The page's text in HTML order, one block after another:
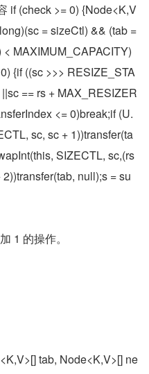
if (check >= 0) {Node<K,V
= sizeCtl) && (tab =
MAXIMUM_CAPACITY)
{if ((sc >>> RESIZE_STA
== rs + MAX_RESIZER
<= 0)break;if (U.
sc, sc + 1))transfer(ta
SIZECTL, sc,(rs
null);s = su
1 的操作。
tab, Node<K,V>[] ne